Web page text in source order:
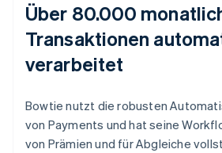
Über 80.000
Transaktionen
verarbeitet
Bowtie nutzt die robusten
von Payments und hat seine
von Prämien und für Abgleiche